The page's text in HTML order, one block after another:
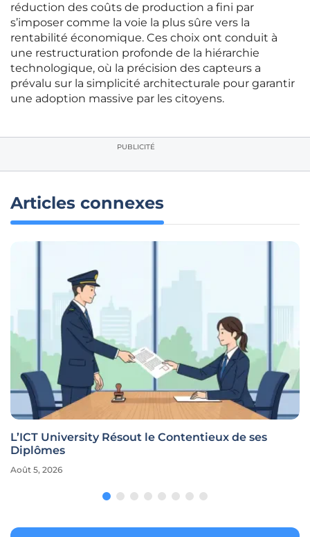
réduction des coûts de production a fini par
s’imposer comme la voie la plus sûre vers la
rentabilité économique. Ces choix ont conduit à
une restructuration profonde de la hiérarchie
technologique, où la précision des capteurs a
prévalu sur la simplicité architecturale pour garantir
une adoption massive par les citoyens.
PUBLICITÉ
Articles connexes
L’ICT University Résout le Contentieux de ses
Diplômes
Août 5, 2026